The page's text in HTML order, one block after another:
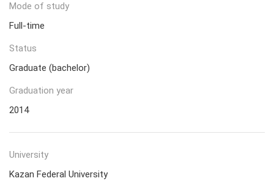
Mode of study
Full-time
Status
Graduate (bachelor)
Graduation year
2014
University
Kazan Federal University